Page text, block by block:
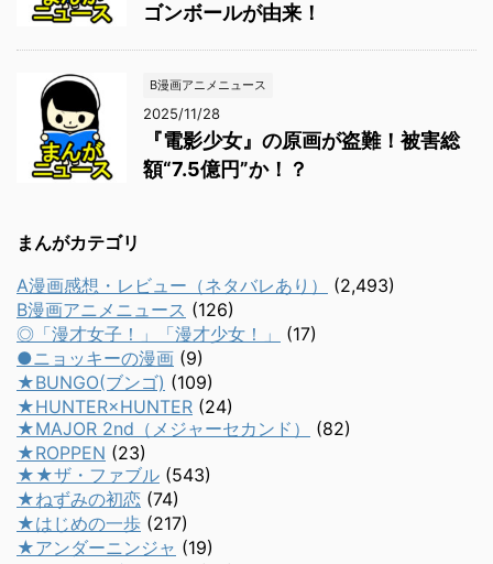
ゴンボールが由来！
B漫画アニメニュース
2025/11/28
『電影少女』の原画が盗難！被害総
額“7.5億円”か！？
まんがカテゴリ
A漫画感想・レビュー（ネタバレあり）
(2,493)
B漫画アニメニュース (126)
◎「漫才女子！」「漫才少女！」
(17)
●ニョッキーの漫画 (9)
★BUNGO(ブンゴ) (109)
★HUNTER×HUNTER (24)
★MAJOR 2nd（メジャーセカンド）
(82)
★ROPPEN (23)
★★ザ・ファブル (543)
★ねずみの初恋 (74)
★はじめの一歩 (217)
★アンダーニンジャ (19)